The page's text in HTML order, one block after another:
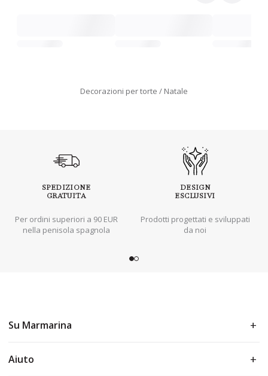
Decorazioni per torte Natale
SPEDIZIONE
GRATUITA
Per ordini superiori a 90 EUR
nella penisola spagnola
DESIGN
ESCLUSIVI
Prodotti progettati e sviluppati
da noi
Su Marmarina
Aiuto